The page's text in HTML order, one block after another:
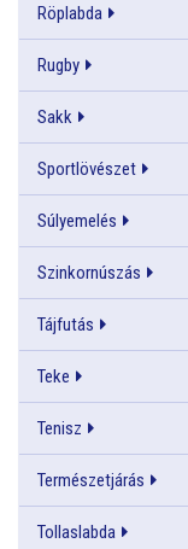
Röplabda
Rugby
Sakk
Sportlövészet
Súlyemelés
Szinkornúszás
Tájfutás
Teke
Tenisz
Természetjárás
Tollaslabda